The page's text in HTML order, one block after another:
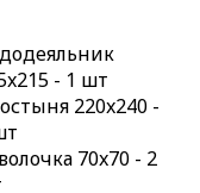
- 1 шт
220x240 -
70x70 - 2